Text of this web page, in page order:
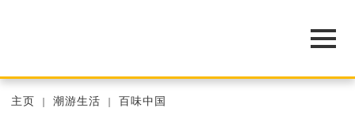
主页 潮游生活 百味中国